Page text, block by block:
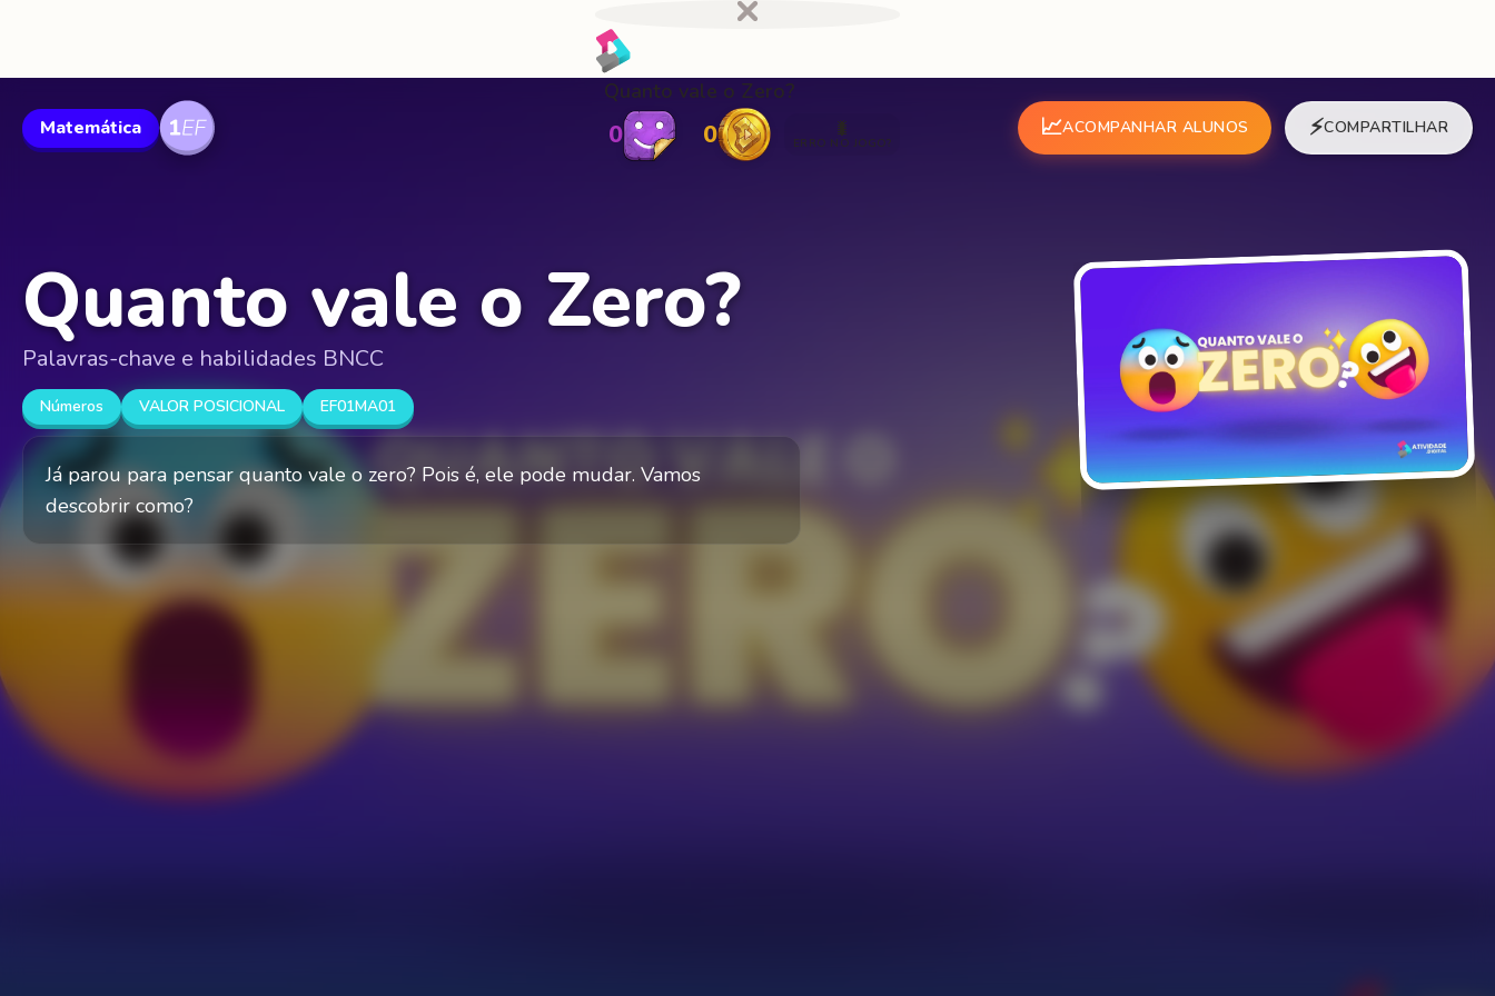
Quanto vale o Zero?
0 0 🐛
ERRO NO JOGO?
Matemática 📈ACOMPANHAR ALUNOS ⚡COMPARTILHAR
Quanto vale o Zero?
Palavras-chave e habilidades BNCC
Números VALOR POSICIONAL EF01MA01
Já parou para pensar quanto vale o zero? Pois é, ele pode mudar. Vamos
descobrir como?